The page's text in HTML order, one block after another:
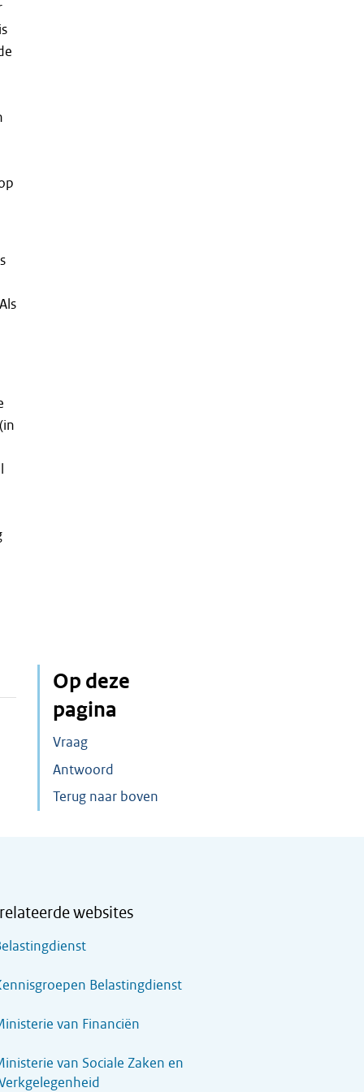
Op deze
pagina
Vraag
Antwoord
Terug naar boven
websites
Belastingdienst
van Financiën
van Sociale Zaken en